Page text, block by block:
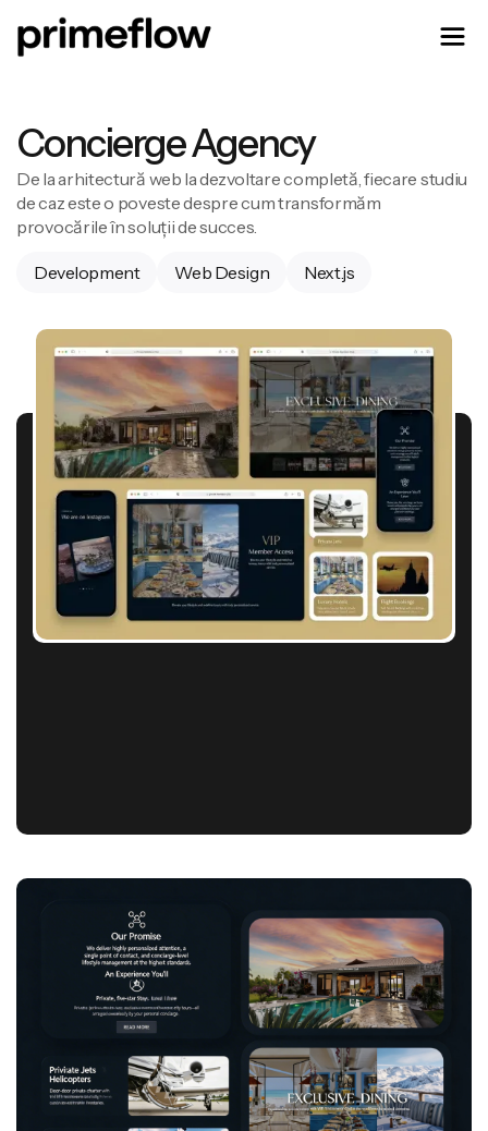
Concierge Agency
De la arhitectură web la dezvoltare completă, fiecare studiu
de caz este o poveste despre cum transformăm
provocările în soluții de succes.
Development Web Design Next.js